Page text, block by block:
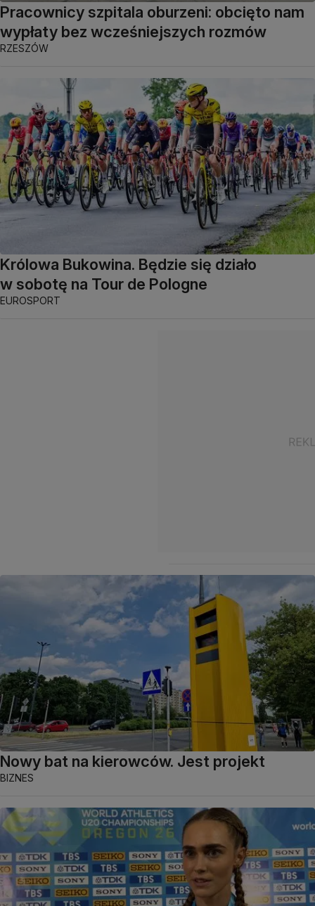
Pracownicy szpitala oburzeni: obcięto nam
wypłaty bez wcześniejszych rozmów
RZESZÓW
Królowa Bukowina. Będzie się działo
w sobotę na Tour de Pologne
EUROSPORT
Nowy bat na kierowców. Jest projekt
BIZNES